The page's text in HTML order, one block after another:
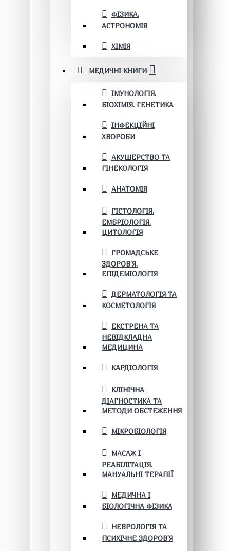
ФІЗИКА.
АСТРОНОМІЯ
ХІМІЯ
МЕДИЧНІ КНИГИ
ІМУНОЛОГІЯ.
БІОХІМІЯ. ГЕНЕТИКА
ІНФЕКЦІЙНІ
ХВОРОБИ
АКУШЕРСТВО ТА
ГІНЕКОЛОГІЯ
АНАТОМІЯ
ГІСТОЛОГІЯ.
ЕМБРІОЛОГІЯ.
ЦИТОЛОГІЯ
ГРОМАДСЬКЕ
ЗДОРОВ’Я.
ЕПІДЕМІОЛОГІЯ
ДЕРМАТОЛОГІЯ ТА
КОСМЕТОЛОГІЯ
ЕКСТРЕНА ТА
НЕВІДКЛАДНА
МЕДИЦИНА
КАРДІОЛОГІЯ
КЛІНІЧНА
ДІАГНОСТИКА ТА
МЕТОДИ ОБСТЕЖЕННЯ
МІКРОБІОЛОГІЯ
МАСАЖ І
РЕАБІЛІТАЦІЯ.
МАНУАЛЬНІ ТЕРАПІЇ
МЕДИЧНА І
БІОЛОГІЧНА ФІЗИКА
НЕВРОЛОГІЯ ТА
ПСИХІЧНЕ ЗДОРОВ’Я